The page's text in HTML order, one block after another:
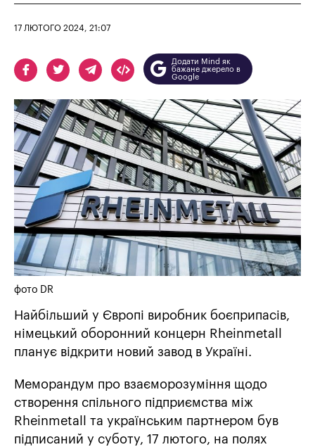
17 ЛЮТОГО 2024, 21:07
Додати Mind як
бажане джерело в
Google
фото DR
Найбільший у Європі виробник боєприпасів,
німецький оборонний концерн Rheinmetall
планує відкрити новий завод в Україні.
Меморандум про взаєморозуміння щодо
створення спільного підприємства між
Rheinmetall та українським партнером був
підписаний у суботу, 17 лютого, на полях